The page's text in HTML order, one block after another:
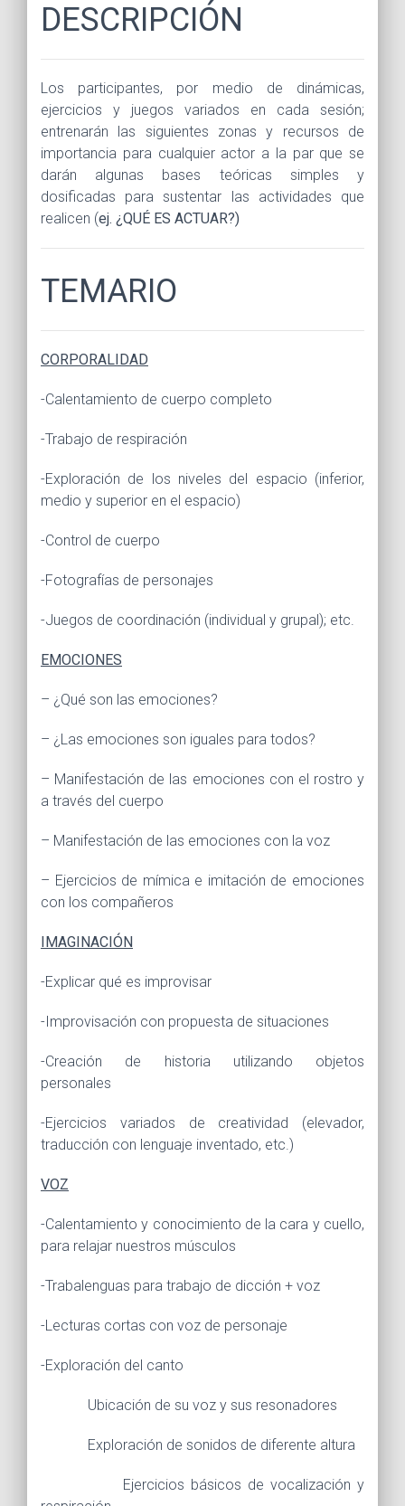
DESCRIPCIÓN
Los participantes, por medio de dinámicas,
ejercicios y juegos variados en cada sesión;
entrenarán las siguientes zonas y recursos de
importancia para cualquier actor a la par que se
darán algunas bases teóricas simples y
dosificadas para sustentar las actividades que
realicen (ej. ¿QUÉ ES ACTUAR?)
TEMARIO
CORPORALIDAD
-Calentamiento de cuerpo completo
-Trabajo de respiración
-Exploración de los niveles del espacio (inferior,
medio y superior en el espacio)
-Control de cuerpo
-Fotografías de personajes
-Juegos de coordinación (individual y grupal); etc.
EMOCIONES
– ¿Qué son las emociones?
– ¿Las emociones son iguales para todos?
– Manifestación de las emociones con el rostro y
a través del cuerpo
– Manifestación de las emociones con la voz
– Ejercicios de mímica e imitación de emociones
con los compañeros
IMAGINACIÓN
-Explicar qué es improvisar
-Improvisación con propuesta de situaciones
-Creación de historia utilizando objetos
personales
-Ejercicios variados de creatividad (elevador,
traducción con lenguaje inventado, etc.)
VOZ
-Calentamiento y conocimiento de la cara y cuello,
para relajar nuestros músculos
-Trabalenguas para trabajo de dicción + voz
-Lecturas cortas con voz de personaje
-Exploración del canto
Ubicación de su voz y sus resonadores
Exploración de sonidos de diferente altura
Ejercicios básicos de vocalización y